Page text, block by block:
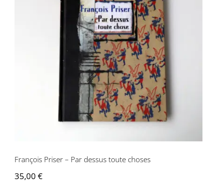
François Priser – Par dessus toute
choses
François Priser – Par dessus toute choses
35,00 €